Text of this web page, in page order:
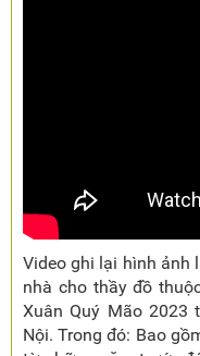
Video ghi lại hình ảnh
nhà cho thầy đồ
Xuân Quý Mão 2023
Nội. Trong đó: Bao